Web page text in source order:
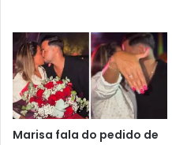
Marisa fala do pedido de